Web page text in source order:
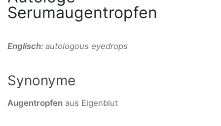
Serumaugentropfen
Englisch: autologous eyedrops
Synonyme
Augentropfen aus Eigenblut